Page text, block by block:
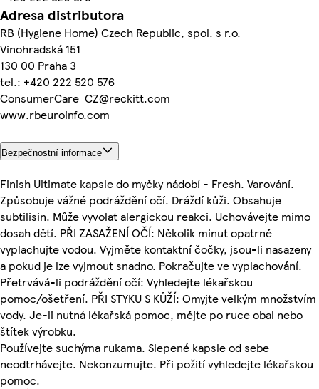
Adresa distributora
RB (Hygiene Home) Czech Republic, spol. s r.o.
Vinohradská 151
130 00 Praha 3
tel.: +420 222 520 576
ConsumerCare_CZ@reckitt.com
www.rbeuroinfo.com
Bezpečnostní informace
Finish Ultimate kapsle do myčky nádobí - Fresh. Varování.
Způsobuje vážné podráždění očí. Dráždí kůži. Obsahuje
subtilisin. Může vyvolat alergickou reakci. Uchovávejte mimo
dosah dětí. PŘI ZASAŽENÍ OČÍ: Několik minut opatrně
vyplachujte vodou. Vyjměte kontaktní čočky, jsou-li nasazeny
a pokud je lze vyjmout snadno. Pokračujte ve vyplachování.
Přetrvává-li podráždění očí: Vyhledejte lékařskou
pomoc/ošetření. PŘI STYKU S KŮŽÍ: Omyjte velkým množstvím
vody. Je-li nutná lékařská pomoc, mějte po ruce obal nebo
štítek výrobku.
Používejte suchýma rukama. Slepené kapsle od sebe
neodtrhávejte. Nekonzumujte. Při požití vyhledejte lékařskou
pomoc.